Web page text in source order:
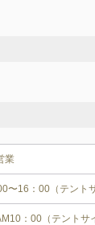
業
〜16：00（テント
：00（テントサ